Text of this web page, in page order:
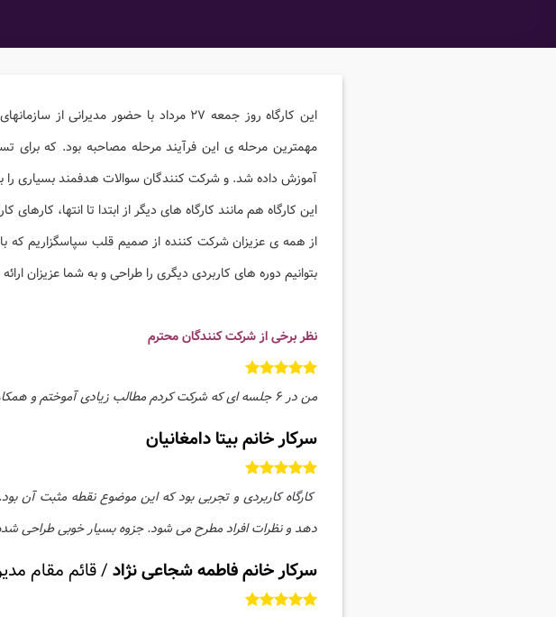
این کارگاه روز جمعه ۲۷ مرداد با حضور
مهمترین مرحله ی این فرآیند مرحله مصاحبه بود. که
آموزش داده شد. و شرکت کنندگان سوالات هدفمند بسیاری را
این کارگاه هم مانند کارگاه های دیگر از ابتدا تا انتها، کارهای
از همه ی عزیزان شرکت کننده از صمیم قلب سپاسگزاریم که
بتوانیم دوره های کاربردی دیگری را طراحی و به شما عزیزان
نظر برخی از شرکت کنندگان محترم
من در ۶ جلسه ای که شرکت کردم مطالب زیادی آموختم و همکارانم تأثیر جلسات را در تغییر روش من به طور محسوس دیدند.
سرکار خانم بیتا دامغانیان
کارگاه کاربردی و تجربی بود که این موضوع نقطه مثبت آن
دهد و نظرات افراد مطرح می شود. جزوه بسیار خوبی طراحی
سرکار خانم فاطمه شجاعی نژاد /قائم مقام